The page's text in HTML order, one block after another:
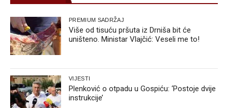
PREMIUM SADRŽAJ
Više od tisuću pršuta iz Drniša bit će
uništeno. Ministar Vlajčić: Veseli me to!
VIJESTI
Plenković o otpadu u Gospiću: ‘Postoje dvije
instrukcije’